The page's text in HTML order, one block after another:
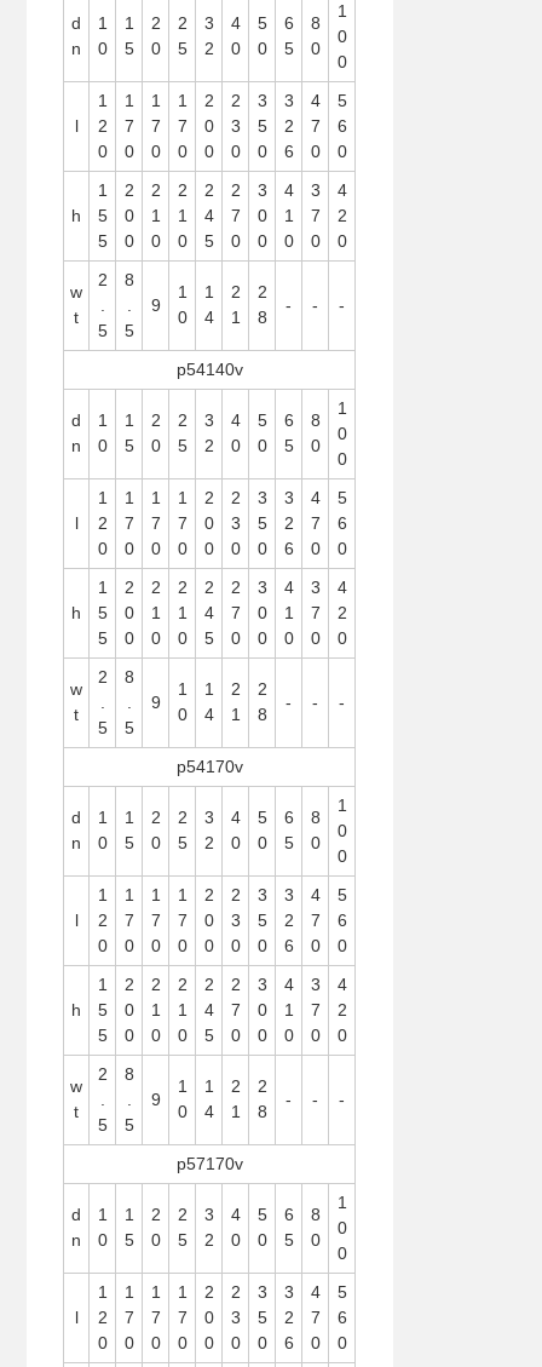
d
n
1
0
1
5
2
0
2
5
3
2
4
0
5
0
6
5
8
0
1
0
0
l
1
2
0
1
7
0
1
7
0
1
7
0
2
0
0
2
3
0
3
5
0
3
2
6
4
7
0
5
6
0
h
1
5
5
2
0
0
2
1
0
2
1
0
2
4
5
2
7
0
3
0
0
4
1
0
3
7
0
4
2
0
w
t
2
5
8
5
9
1
0
1
4
2
1
2
8
- - -
p54140v
d
n
1
0
1
5
2
0
2
5
3
2
4
0
5
0
6
5
8
0
1
0
0
l
1
2
0
1
7
0
1
7
0
1
7
0
2
0
0
2
3
0
3
5
0
3
2
6
4
7
0
5
6
0
h
1
5
5
2
0
0
2
1
0
2
1
0
2
4
5
2
7
0
3
0
0
4
1
0
3
7
0
4
2
0
w
t
2
5
8
5
9
1
0
1
4
2
1
2
8
- - -
p54170v
d
n
1
0
1
5
2
0
2
5
3
2
4
0
5
0
6
5
8
0
1
0
0
l
1
2
0
1
7
0
1
7
0
1
7
0
2
0
0
2
3
0
3
5
0
3
2
6
4
7
0
5
6
0
h
1
5
5
2
0
0
2
1
0
2
1
0
2
4
5
2
7
0
3
0
0
4
1
0
3
7
0
4
2
0
w
t
2
5
8
5
9
1
0
1
4
2
1
2
8
- - -
p57170v
d
n
1
0
1
5
2
0
2
5
3
2
4
0
5
0
6
5
8
0
1
0
0
l
1
2
0
1
7
0
1
7
0
1
7
0
2
0
0
2
3
0
3
5
0
3
2
6
4
7
0
5
6
0